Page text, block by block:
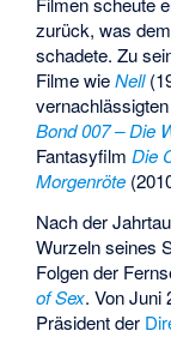
zurück, was
schadete. Zu
Filme wieNell
Bond 007 – Die
FantasyfilmDie
Morgenröte
Nach der
Wurzeln seines
Folgen der
of Sex. Von Juni
Präsident der